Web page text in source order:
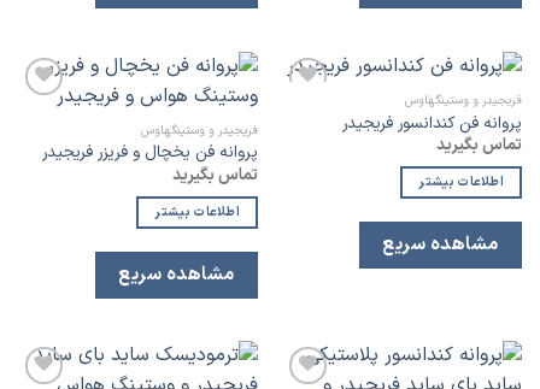
فریجیدر و وستینگهاوس
پروانه فن کندانسور فریجیدر
تماس بگیرید
اطلاعات بیشتر
مشاهده سریع
افزودن
لیست
علاقه
فریجیدر و وستینگهاوس
پروانه فن یخچال و فریزر فریجیدر
تماس بگیرید
اطلاعات بیشتر
مشاهده سریع